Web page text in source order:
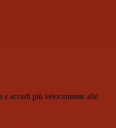
e accedi più velocemente alle